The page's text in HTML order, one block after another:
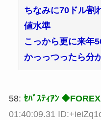
ちなみに70ドル割
値水準
こっから更に来年
かっっつったら分
58: ｾﾊﾞｽﾃｨｱﾝ
01:40:09.31